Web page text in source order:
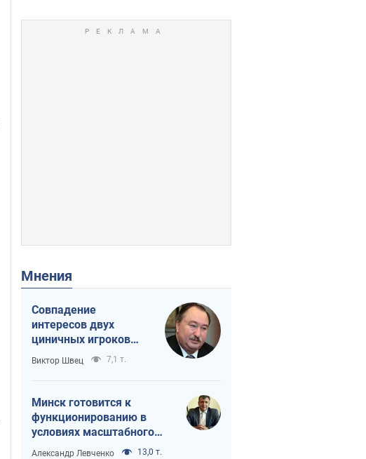
Мнения
Совпадение
интересов двух
циничных игроков
или тайный план
Трампа и Путина?
Виктор Швец 7,1 т.
Минск готовится к
функционированию в
условиях масштабного
военного кризиса
Александр Левченко 13,0 т.